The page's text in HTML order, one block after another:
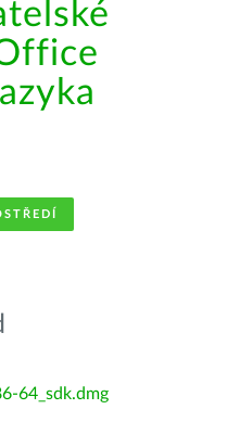
64_sdk.dmg